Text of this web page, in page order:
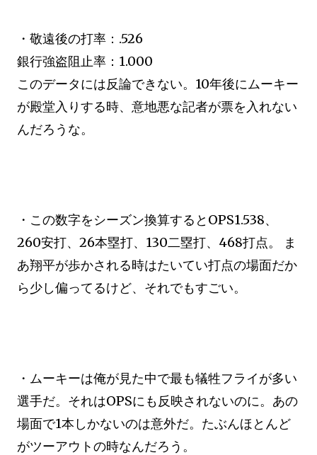
・敬遠後の打率：.526
銀行強盗阻止率：1.000
このデータには反論できない。10年後にムーキー
が殿堂入りする時、意地悪な記者が票を入れない
んだろうな。
・この数字をシーズン換算するとOPS1.538、
260安打、26本塁打、130二塁打、468打点。 ま
あ翔平が歩かされる時はたいてい打点の場面だか
ら少し偏ってるけど、それでもすごい。
・ムーキーは俺が見た中で最も犠牲フライが多い
選手だ。それはOPSにも反映されないのに。あの
場面で1本しかないのは意外だ。たぶんほとんど
がツーアウトの時なんだろう。